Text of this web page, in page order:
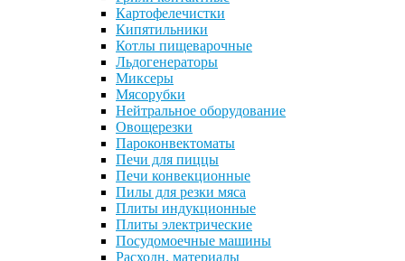
Картофелечистки
Кипятильники
Котлы пищеварочные
Льдогенераторы
Миксеры
Мясорубки
Нейтральное оборудование
Овощерезки
Пароконвектоматы
Печи для пиццы
Печи конвекционные
Пилы для резки мяса
Плиты индукционные
Плиты электрические
Посудомоечные машины
Расходн. материалы